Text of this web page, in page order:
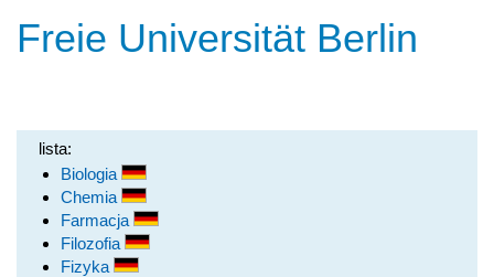
Freie Universität Berlin
lista:
Biologia
Chemia
Farmacja
Filozofia
Fizyka